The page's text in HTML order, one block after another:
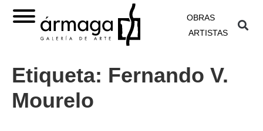
OBRAS
ARTISTAS
Etiqueta: Fernando V.
Mourelo